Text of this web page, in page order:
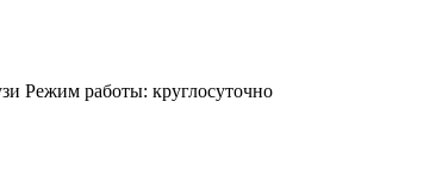
Режим работы: круглосуточно